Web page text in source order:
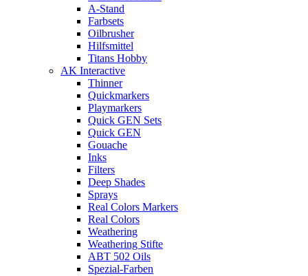
A-Stand
Farbsets
Oilbrusher
Hilfsmittel
Titans Hobby
AK Interactive
Thinner
Quickmarkers
Playmarkers
Quick GEN Sets
Quick GEN
Gouache
Inks
Filters
Deep Shades
Sprays
Real Colors Markers
Real Colors
Weathering
Weathering Stifte
ABT 502 Oils
Spezial-Farben